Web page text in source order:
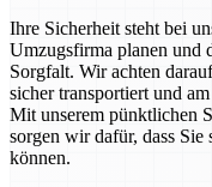
Ihre Sicherheit steht bei
Umzugsfirma planen und
Sorgfalt. Wir achten
sicher transportiert und
Mit unserem pünktlichen
sorgen wir dafür, dass Sie
können.